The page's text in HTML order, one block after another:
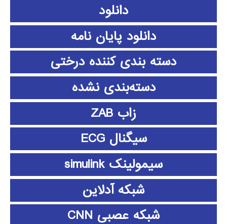
دانلود
دانلود پايان نامه
دسته بندی کننده درختی
دسته‌بندی نشده
زاب ZAB
سیگنال ECG
سیمولینک simulink
شبکه آدلاین
شبکه عصبی CNN